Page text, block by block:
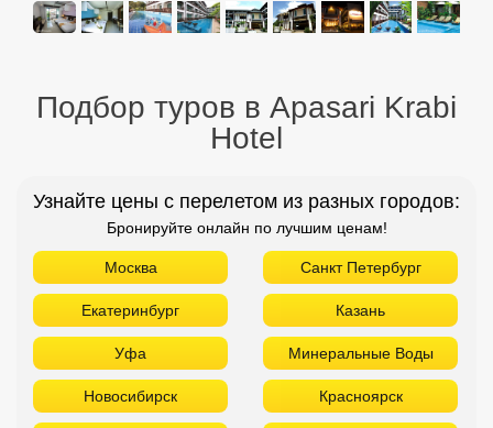
Подбор туров в Apasari Krabi
Hotel
Узнайте цены с перелетом из разных городов:
Бронируйте онлайн по лучшим ценам!
Москва Санкт Петербург
Екатеринбург Казань
Уфа Минеральные Воды
Новосибирск Красноярск